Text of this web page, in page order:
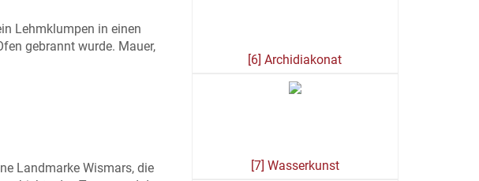
Lehmklumpen in einen
gebrannt wurde. Mauer,
Landmarke Wismars, die
[6] Archidiakonat
[7] Wasserkunst